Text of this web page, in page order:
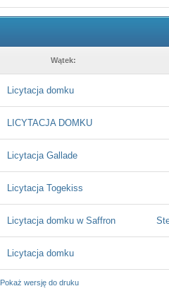
Wątek:
Licytacja domku
LICYTACJA DOMKU
Licytacja Gallade
Licytacja Togekiss
Licytacja domku w Saffron
Licytacja domku
Pokaż wersję do druku